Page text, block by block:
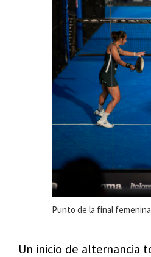
Punto de la final
Un inicio de alternancia